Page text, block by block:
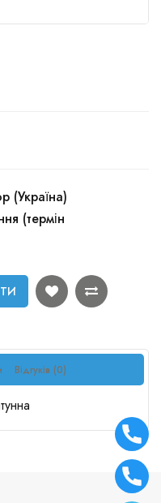
(Україна)
(термін
Відгуків (0)